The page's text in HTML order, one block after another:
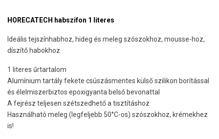
HORECATECH habszifon 1 literes
Ideális tejszínhabhoz, hideg és meleg szószokhoz, mousse-hoz,
díszítő habokhoz
1 literes űrtartalom
Alumínium tartály fekete csúszásmentes külső szilikon borítással
és élelmiszerbiztos epoxigyanta belső bevonattal
A fejrész teljesen szétszedhető a tisztításhoz
Használható meleg (legfeljebb 50°C-os) szószokhoz, krémekhez
is!